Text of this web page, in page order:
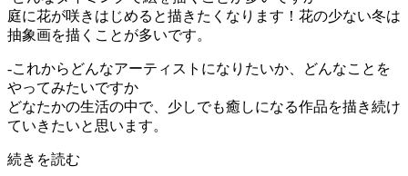
庭に花が咲きはじめると描きたくなります！花の少ない冬は
抽象画を描くことが多いです。
-これからどんなアーティストになりたいか、どんなことを
やってみたいですか
どなたかの生活の中で、少しでも癒しになる作品を描き続け
ていきたいと思います。
続きを読む